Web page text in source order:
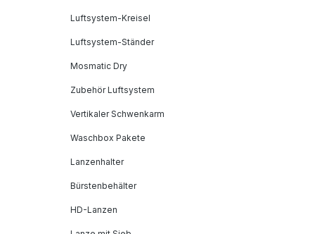
Luftsystem-Kreisel
Luftsystem-Ständer
Mosmatic Dry
Zubehör Luftsystem
Vertikaler Schwenkarm
Waschbox Pakete
Lanzenhalter
Bürstenbehälter
HD-Lanzen